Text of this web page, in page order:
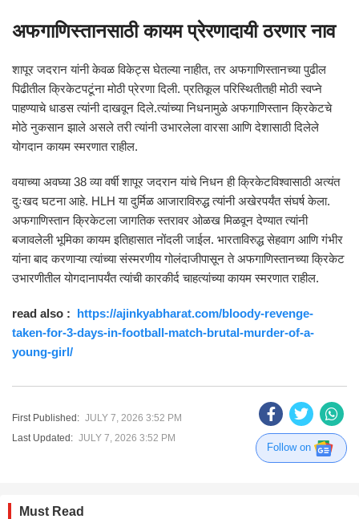
अफगाणिस्तानसाठी कायम प्रेरणादायी ठरणार नाव
शापूर जदरान यांनी केवळ विकेट्स घेतल्या नाहीत, तर अफगाणिस्तानच्या पुढील
पिढीतील क्रिकेटपटूंना मोठी प्रेरणा दिली. प्रतिकूल परिस्थितीतही मोठी स्वप्ने
पाहण्याचे धाडस त्यांनी दाखवून दिले.त्यांच्या निधनामुळे अफगाणिस्तान क्रिकेटचे
मोठे नुकसान झाले असले तरी त्यांनी उभारलेला वारसा आणि देशासाठी दिलेले
योगदान कायम स्मरणात राहील.
वयाच्या अवघ्या 38 व्या वर्षी शापूर जदरान यांचे निधन ही क्रिकेटविश्वासाठी अत्यंत
दुःखद घटना आहे. HLH या दुर्मिळ आजाराविरुद्ध त्यांनी अखेरपर्यंत संघर्ष केला.
अफगाणिस्तान क्रिकेटला जागतिक स्तरावर ओळख मिळवून देण्यात त्यांनी
बजावलेली भूमिका कायम इतिहासात नोंदली जाईल. भारताविरुद्ध सेहवाग आणि गंभीर
यांना बाद करणाऱ्या त्यांच्या संस्मरणीय गोलंदाजीपासून ते अफगाणिस्तानच्या क्रिकेट
उभारणीतील योगदानापर्यंत त्यांची कारकीर्द चाहत्यांच्या कायम स्मरणात राहील.
read also : https://ajinkyabharat.com/bloody-revenge-
taken-for-3-days-in-football-match-brutal-murder-of-a-
young-girl/
First Published: JULY 7, 2026 3:52 PM
Last Updated: JULY 7, 2026 3:52 PM
Follow on
Must Read